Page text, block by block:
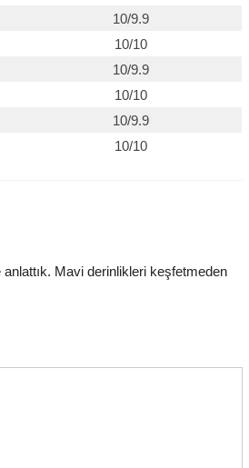
10/9.9
10/10
10/9.9
10/10
10/9.9
10/10
Mavi derinlikleri keşfetmeden